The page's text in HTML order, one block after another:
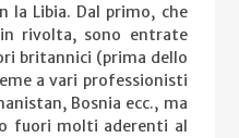
la Libia. Dal primo, che
rivolta, sono entrate
britannici (prima dello
a vari professionisti
Bosnia ecc., ma
fuori molti aderenti al